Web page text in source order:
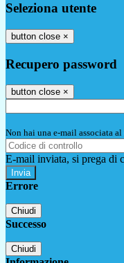
Seleziona utente
button close ×
Recupero password
button close ×
Non hai una e-mail associata
E-mail inviata, si prega di
Errore
Chiudi
Successo
Chiudi